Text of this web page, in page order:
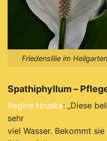
Friedenslilie im Heilgarten
Spathiphyllum –
Regina Hruska: „Diese
sehr
viel Wasser. Bekommt